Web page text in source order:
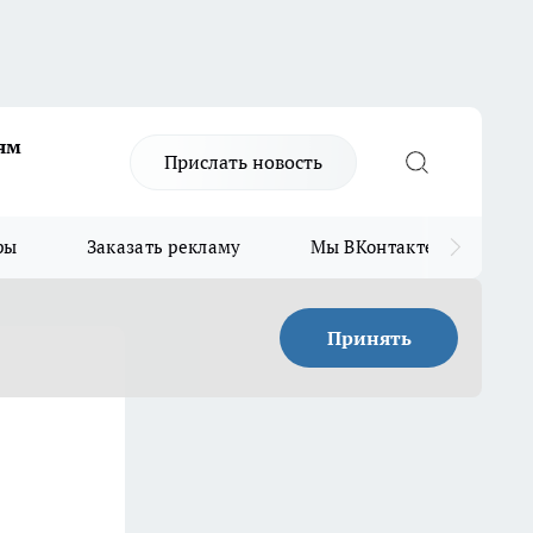
Прислать новость
Заказать рекламу Мы ВКонтакте
Принять